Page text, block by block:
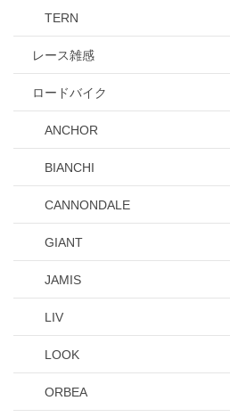
TERN
レース雑感
ロードバイク
ANCHOR
BIANCHI
CANNONDALE
GIANT
JAMIS
LIV
LOOK
ORBEA